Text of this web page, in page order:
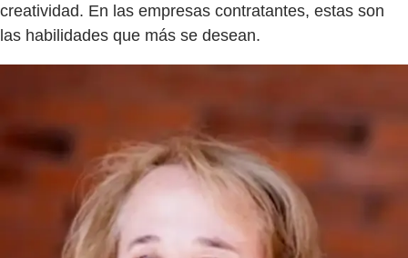
creatividad. En las empresas contratantes, estas son
las habilidades que más se desean.